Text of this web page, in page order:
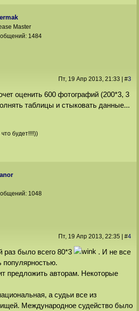
Master
1484
Пт, 19 Апр 2013, 21:33 #3
оценить 600 фотографий (200*3, 3
таблицы и стыковать данные...
будет!!!!))
1048
Пт, 19 Апр 2013, 22:35 #4
было всего 80*3
. И не все
популярностью.
предложить авторам. Некоторые
а судьи все из
Международное судейство было